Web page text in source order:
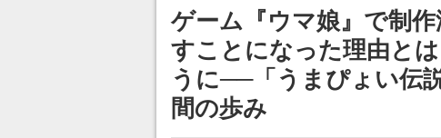
ゲーム『ウマ娘』で制
すことになった理由と
うに──「うまぴょい伝
間の歩み